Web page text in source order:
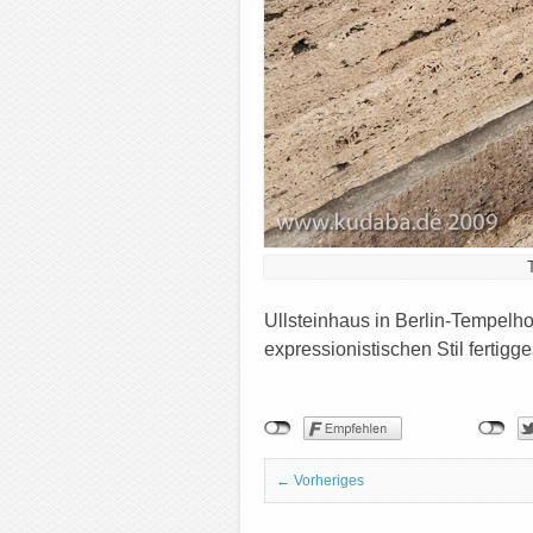
Ullsteinhaus in Berlin-
expressionistischen Stil
← Vorheriges